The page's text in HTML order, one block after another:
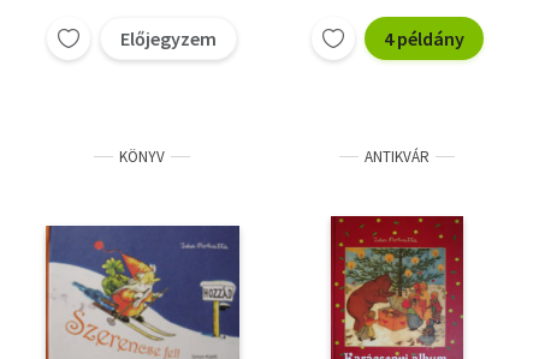
Előjegyzem 4 példány
KÖNYV ANTIKVÁR